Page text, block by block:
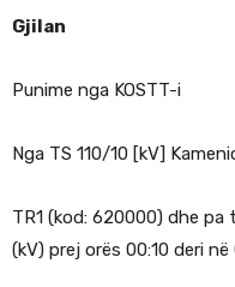
Gjilan
Punime nga KOSTT-i
Nga TS 110/10 [kV]
TR1 (kod: 620000) dhe
(kV) prej orës 00:10 deri në